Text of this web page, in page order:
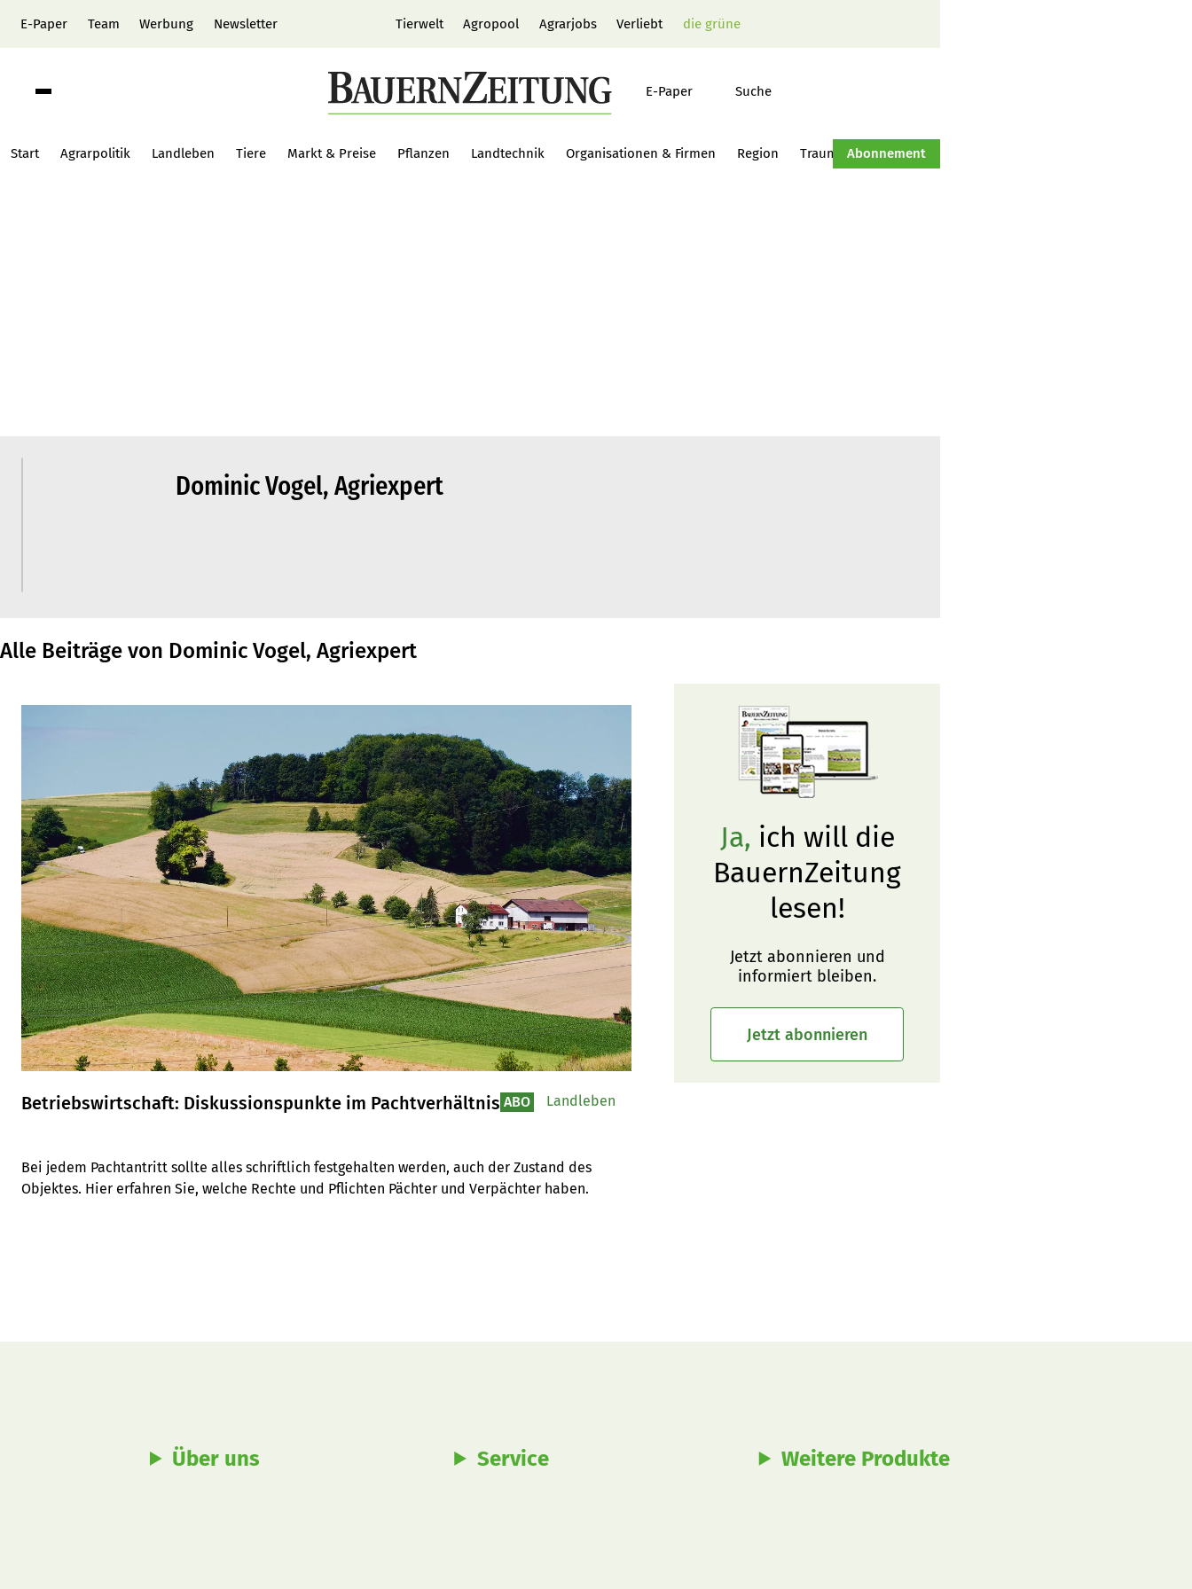
E-Paper Team Werbung Newsletter Tierwelt Agropool Agrarjobs Verliebt die grüne
E-Paper Suche
Start Agrarpolitik Landleben Tiere Markt & Preise Pflanzen Landtechnik Organisationen & Firmen Region Traumtraktor Hof-Management
Abonnement
Dominic Vogel, Agriexpert
Alle Beiträge von Dominic Vogel, Agriexpert
Betriebswirtschaft: Diskussionspunkte im Pachtverhältnis
Bei jedem Pachtantritt sollte alles schriftlich festgehalten werden, auch der Zustand des
Objektes. Hier erfahren Sie, welche Rechte und Pflichten Pächter und Verpächter haben.
ABO Landleben
Ja, ich will die
BauernZeitung
lesen!
Jetzt abonnieren und
informiert bleiben.
Jetzt abonnieren
Über uns Service Weitere Produkte